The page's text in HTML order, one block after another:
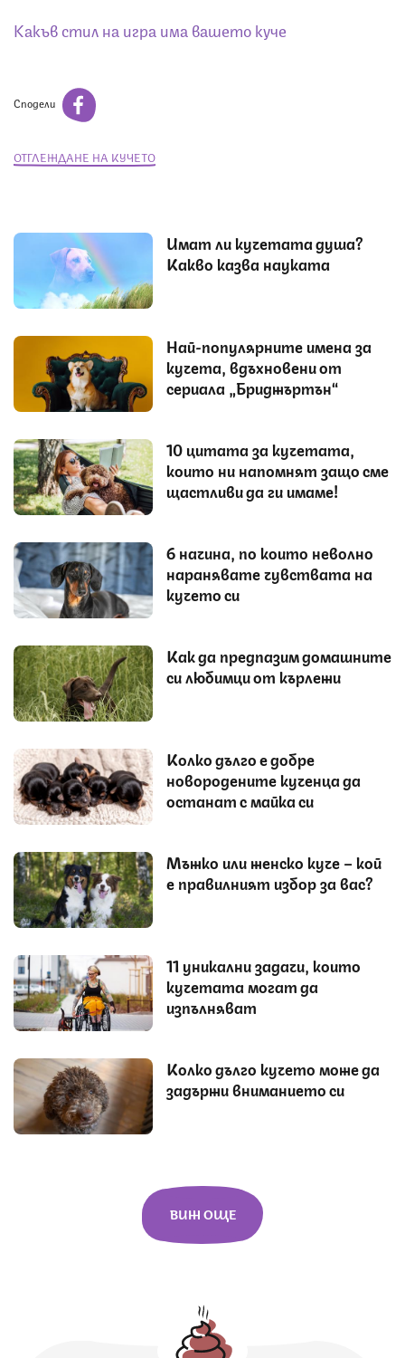
Какъв стил на игра има вашето куче
Сподели
ОТГЛЕЖДАНЕ НА КУЧЕТО
Имат ли кучетата душа?
Какво казва науката
Най-популярните имена за
кучета, вдъхновени от
сериала „Бриджъртън“
10 цитата за кучетата,
които ни напомнят защо сме
щастливи да ги имаме!
6 начина, по които неволно
наранявате чувствата на
кучето си
Как да предпазим домашните
си любимци от кърлежи
Колко дълго е добре
новородените кученца да
останат с майка си
Мъжко или женско куче – кой
е правилният избор за вас?
11 уникални задачи, които
кучетата могат да
изпълняват
Колко дълго кучето може да
задържи вниманието си
ВИЖ ОЩЕ